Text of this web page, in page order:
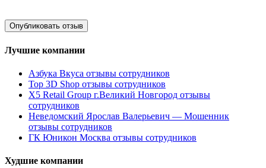
Лучшие компании
Азбука Вкуса отзывы сотрудников
Top 3D Shop отзывы сотрудников
X5 Retail Group г.Великий Новгород отзывы
сотрудников
Неведомский Ярослав Валерьевич — Мошенник
отзывы сотрудников
ГК Юникон Москва отзывы сотрудников
Худшие компании